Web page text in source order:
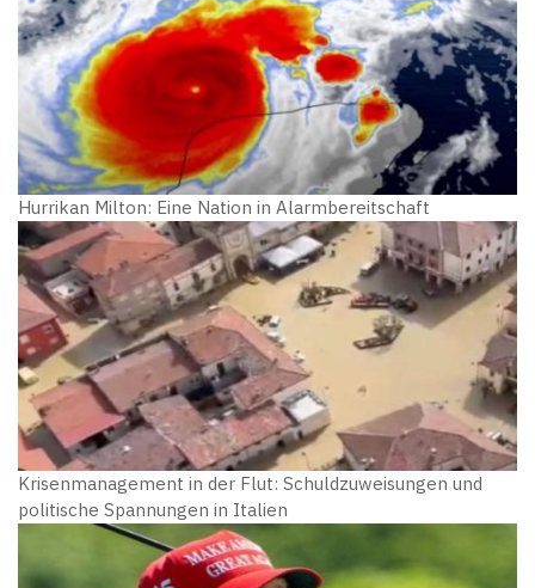
Hurrikan Milton: Eine Nation in Alarmbereitschaft
Krisenmanagement in der Flut: Schuldzuweisungen und
politische Spannungen in Italien